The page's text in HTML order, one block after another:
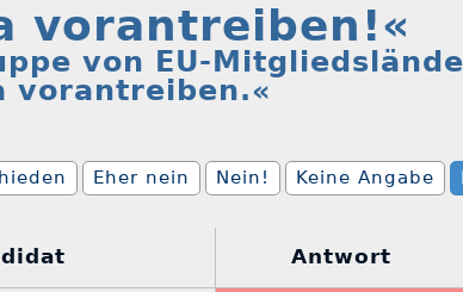
vorantreiben!«
von EU-
vorantreiben.«
Eher nein Nein! Keine Angabe
Antwort